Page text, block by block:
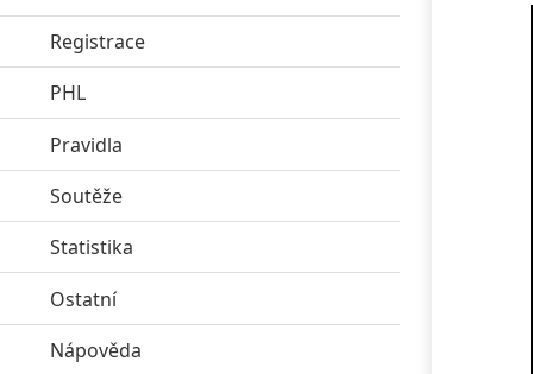
Registrace
PHL
Pravidla
Soutěže
Statistika
Ostatníclick to expand contents
Nápověda